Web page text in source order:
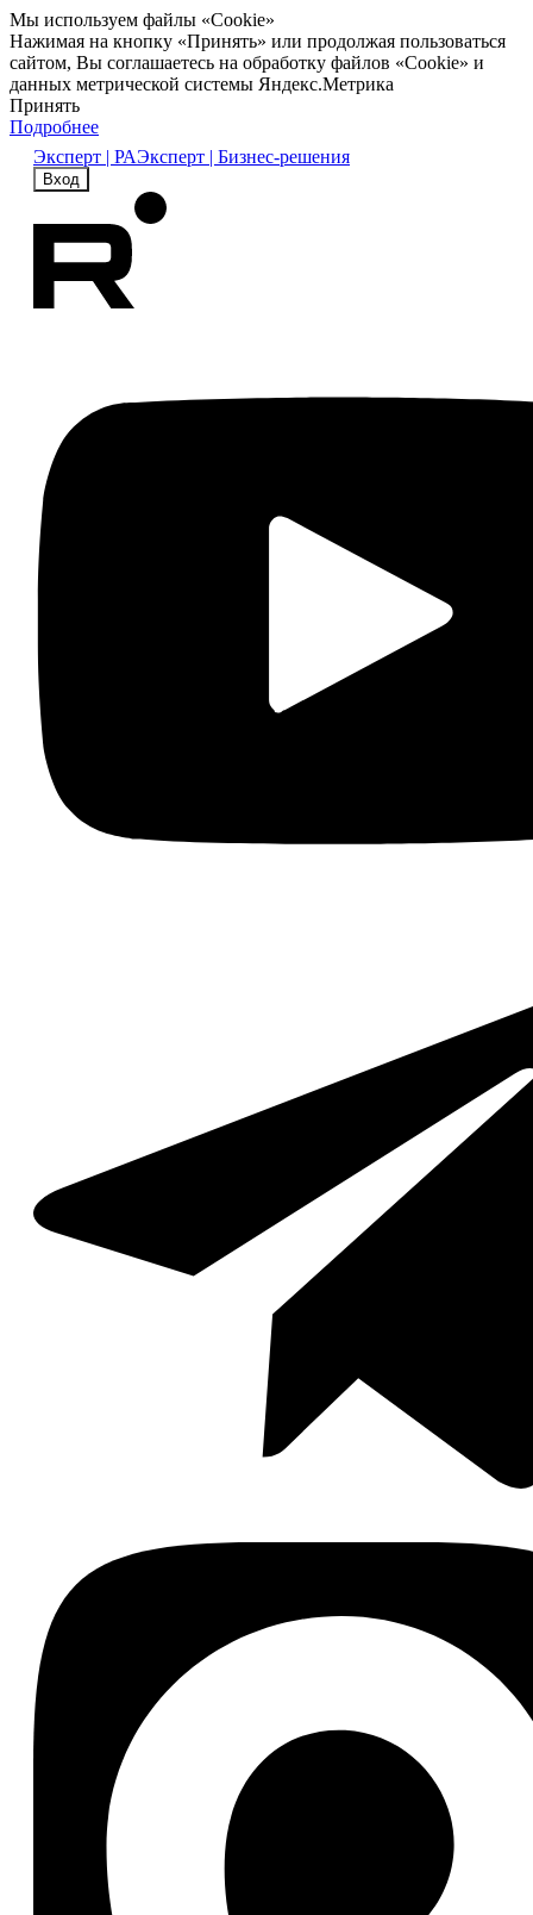
Мы используем файлы «Cookie»
Нажимая на кнопку «Принять» или продолжая пользоваться
сайтом, Вы соглашаетесь на обработку файлов «Cookie» и
данных метрической системы Яндекс.Метрика
Принять
Подробнее
Эксперт | РАЭксперт | Бизнес-решения
Вход